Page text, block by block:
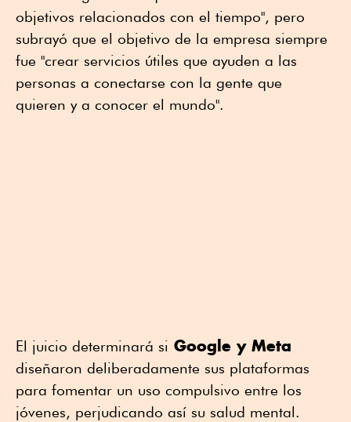
objetivos relacionados con el tiempo", pero
subrayó que el objetivo de la empresa siempre
fue "crear servicios útiles que ayuden a las
personas a conectarse con la gente que
quieren y a conocer el mundo".
El juicio determinará si Google y Meta
diseñaron deliberadamente sus plataformas
para fomentar un uso compulsivo entre los
jóvenes, perjudicando así su salud mental.